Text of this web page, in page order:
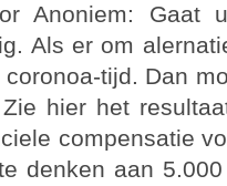
Anoniem:
Als er om
tijd. Dan
hier het
compensatie
denken aan